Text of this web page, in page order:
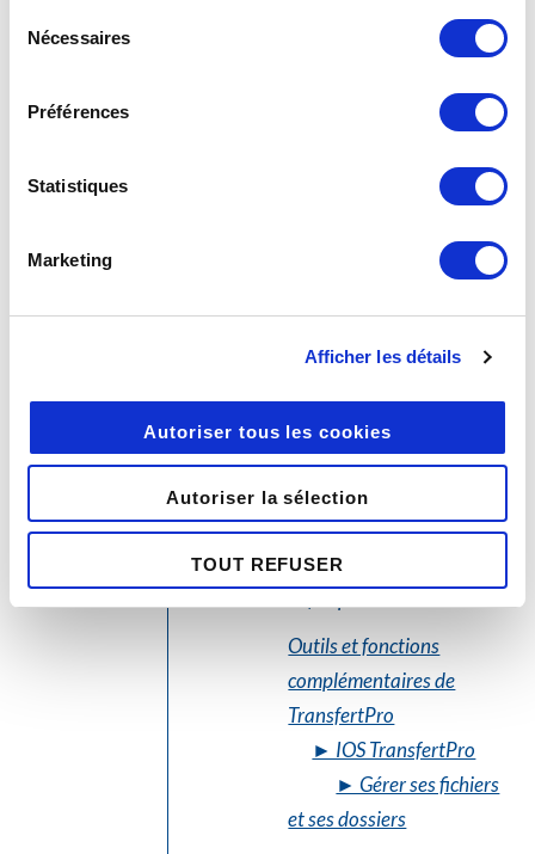
Nécessaires
Préférences
Statistiques
Marketing
Afficher les détails
Autoriser tous les cookies
Autoriser la sélection
TOUT REFUSER
Comme pour n’importe quel
envoie le document dans les
dossier de destination.
Pour en savoir plus sur la
gestion des fichiers avec IOS
TransfertPro,
consulter l’article suivant de
l’aide en ligne
Outils et fonctions
complémentaires de
TransfertPro
► IOS TransfertPro
► Gérer ses fichiers
et ses dossiers